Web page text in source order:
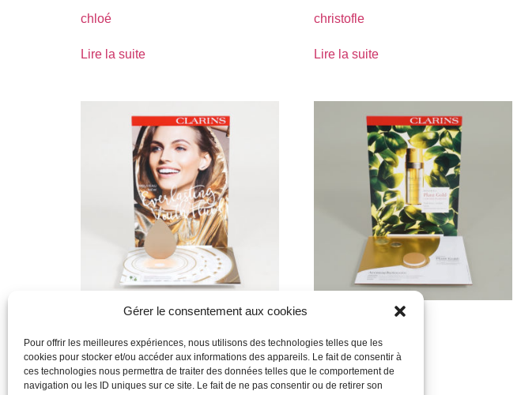
Gérer le consentement aux cookies
Pour offrir les meilleures expériences, nous utilisons des technologies telles que les
cookies pour stocker et/ou accéder aux informations des appareils. Le fait de consentir à
ces technologies nous permettra de traiter des données telles que le comportement de
navigation ou les ID uniques sur ce site. Le fait de ne pas consentir ou de retirer son
chloé
Lire la suite
christofle
Lire la suite
Lire la suite Lire la suite